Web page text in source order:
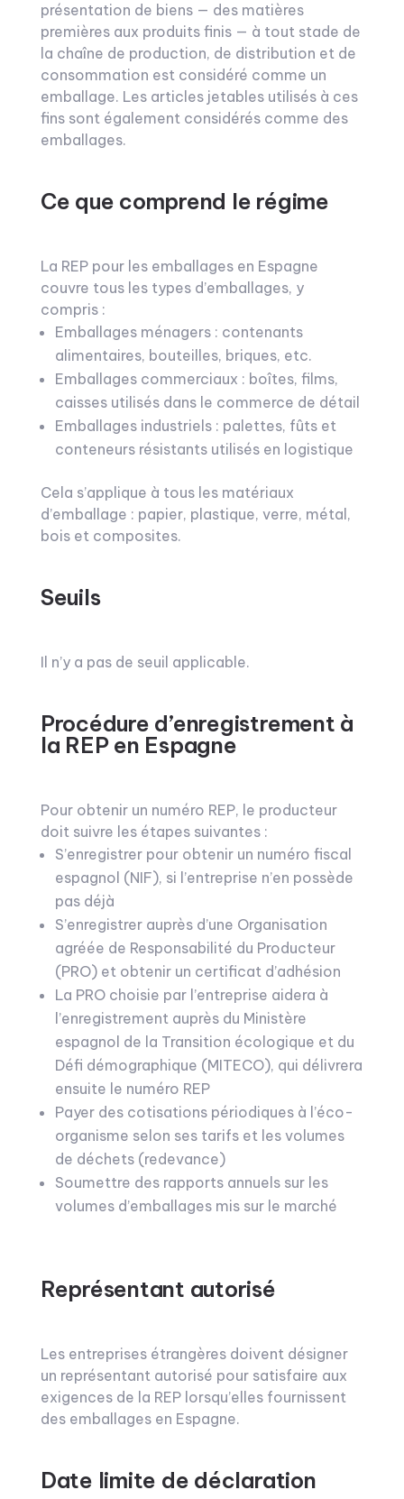
présentation de biens — des matières
premières aux produits finis — à tout stade de
la chaîne de production, de distribution et de
consommation est considéré comme un
emballage. Les articles jetables utilisés à ces
fins sont également considérés comme des
emballages.
Ce que comprend le régime
La REP pour les emballages en Espagne
couvre tous les types d’emballages, y
compris :
Emballages ménagers : contenants
alimentaires, bouteilles, briques, etc.
Emballages commerciaux : boîtes, films,
caisses utilisés dans le commerce de détail
Emballages industriels : palettes, fûts et
conteneurs résistants utilisés en logistique
Cela s’applique à tous les matériaux
d’emballage : papier, plastique, verre, métal,
bois et composites.
Seuils
Il n’y a pas de seuil applicable.
Procédure d’enregistrement à
la REP en Espagne
Pour obtenir un numéro REP, le producteur
doit suivre les étapes suivantes :
S’enregistrer pour obtenir un numéro fiscal
espagnol (NIF), si l’entreprise n’en possède
pas déjà
S’enregistrer auprès d’une Organisation
agréée de Responsabilité du Producteur
(PRO) et obtenir un certificat d’adhésion
La PRO choisie par l’entreprise aidera à
l’enregistrement auprès du Ministère
espagnol de la Transition écologique et du
Défi démographique (MITECO), qui délivrera
ensuite le numéro REP
Payer des cotisations périodiques à l’éco-
organisme selon ses tarifs et les volumes
de déchets (redevance)
Soumettre des rapports annuels sur les
volumes d’emballages mis sur le marché
Représentant autorisé
Les entreprises étrangères doivent désigner
un représentant autorisé pour satisfaire aux
exigences de la REP lorsqu’elles fournissent
des emballages en Espagne.
Date limite de déclaration